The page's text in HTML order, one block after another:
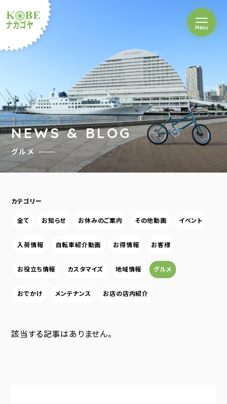
ルショップナカゴヤ
Menuを開閉
NEWS & BLOG
グルメ
カテゴリー
全て お知らせ お休みのご案内 その他動画 イベント
入荷情報 自転車紹介動画 お得情報 お客様
お役立ち情報 カスタマイズ 地域情報 グルメ
おでかけ メンテナンス お店の店内紹介
該当する記事はありません。